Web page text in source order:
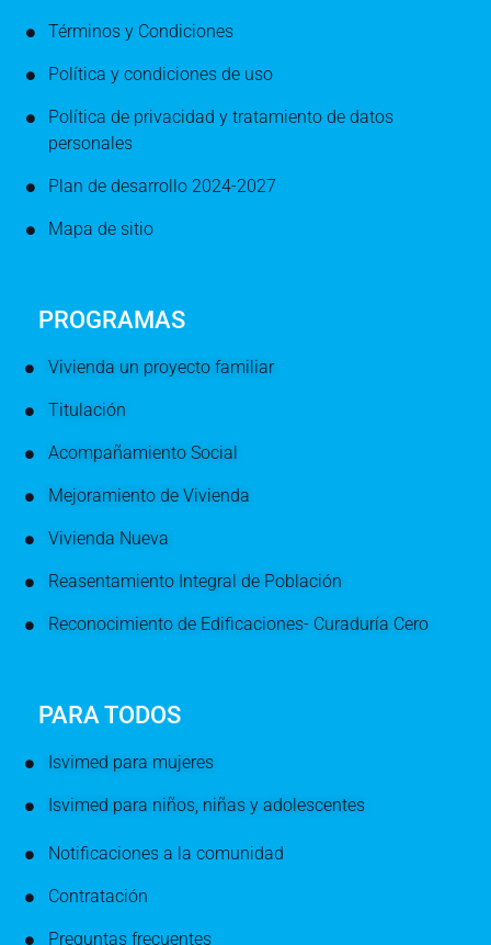
Términos y Condiciones
Política y condiciones de uso
Política de privacidad y tratamiento de datos
personales
Plan de desarrollo 2024-2027
Mapa de sitio
PROGRAMAS
Vivienda un proyecto familiar
Titulación
Acompañamiento Social
Mejoramiento de Vivienda
Vivienda Nueva
Reasentamiento Integral de Población
Reconocimiento de Edificaciones- Curaduría Cero
PARA TODOS
Isvimed para mujeres
Isvimed para niños, niñas y adolescentes
Notificaciones a la comunidad
Contratación
Preguntas frecuentes